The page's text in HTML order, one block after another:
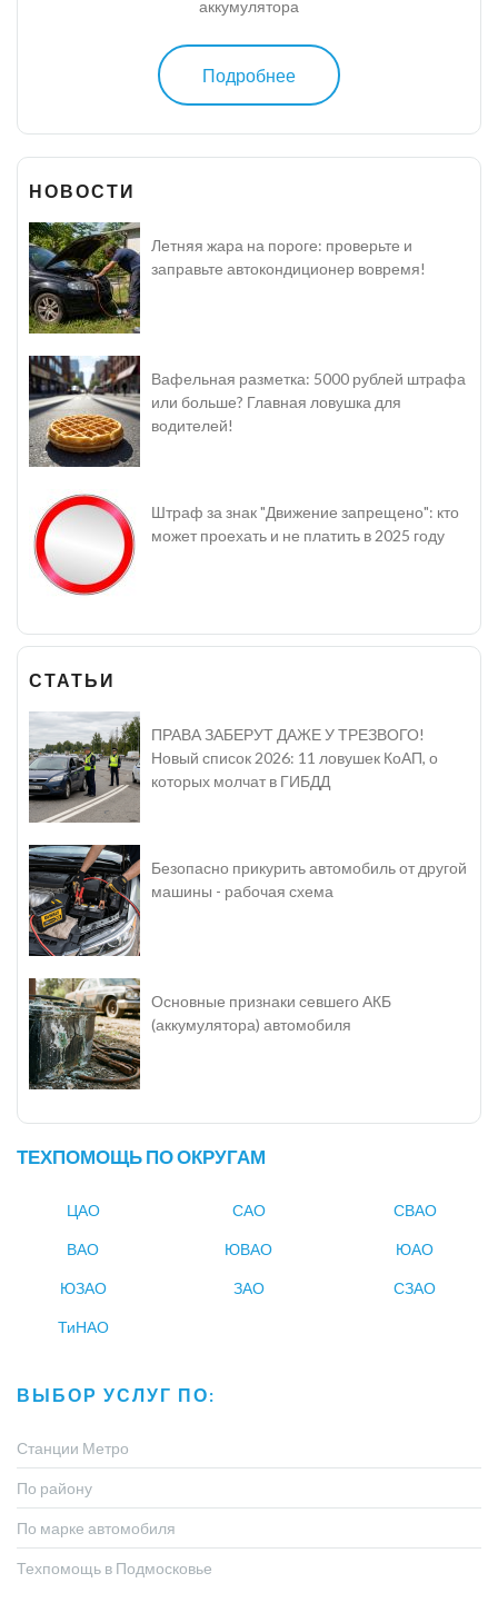
аккумулятора
Подробнее
НОВОСТИ
Летняя жара на пороге: проверьте и
заправьте автокондиционер вовремя!
Вафельная разметка: 5000 рублей штрафа
или больше? Главная ловушка для
водителей!
Штраф за знак "Движение запрещено": кто
может проехать и не платить в 2025 году
СТАТЬИ
ПРАВА ЗАБЕРУТ ДАЖЕ У ТРЕЗВОГО!
Новый список 2026: 11 ловушек КоАП, о
которых молчат в ГИБДД
Безопасно прикурить автомобиль от другой
машины - рабочая схема
Основные признаки севшего АКБ
(аккумулятора) автомобиля
ТЕХПОМОЩЬ ПО ОКРУГАМ
ЦАО САО СВАО
ВАО ЮВАО ЮАО
ЮЗАО ЗАО СЗАО
ТиНАО
ВЫБОР УСЛУГ ПО:
Станции Метро
По району
По марке автомобиля
Техпомощь в Подмосковье